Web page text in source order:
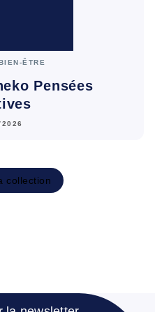
ÊTRE
Pensées
collection